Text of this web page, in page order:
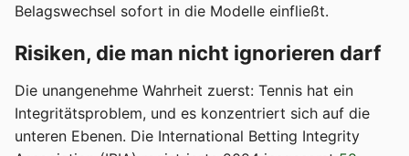
Belagswechsel sofort in die Modelle einfließt.
Risiken, die man nicht ignorieren darf
Die unangenehme Wahrheit zuerst: Tennis hat ein
Integritätsproblem, und es konzentriert sich auf die
unteren Ebenen. Die International Betting Integrity